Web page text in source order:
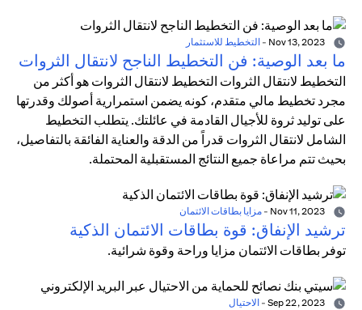
- التخطيط للاستثمار
ما بعد الوصية: فن التخطيط الناجح لانتقال الثروات
التخطيط لانتقال الثروات التخطيط لانتقال الثروات هو أكثر من
مجرد تخطيط مالي متقدم، كونه يضمن استمرارية أصولك وقدرتها
على توليد ثروة للأجيال القادمة في عائلتك. يتطلب التخطيط
الشامل لانتقال الثروات قدراً من الدقة والعناية الفائقة بالتفاصيل،
بحيث تتم مراعاة جميع النتائج المستقبلية المحتملة.
- مزايا بطاقات الائتمان
ترشيد الإنفاق: قوة بطاقات الائتمان الذكية
توفر بطاقات الائتمان مزايا وراحة وقوة شرائية.
- الاحتيال